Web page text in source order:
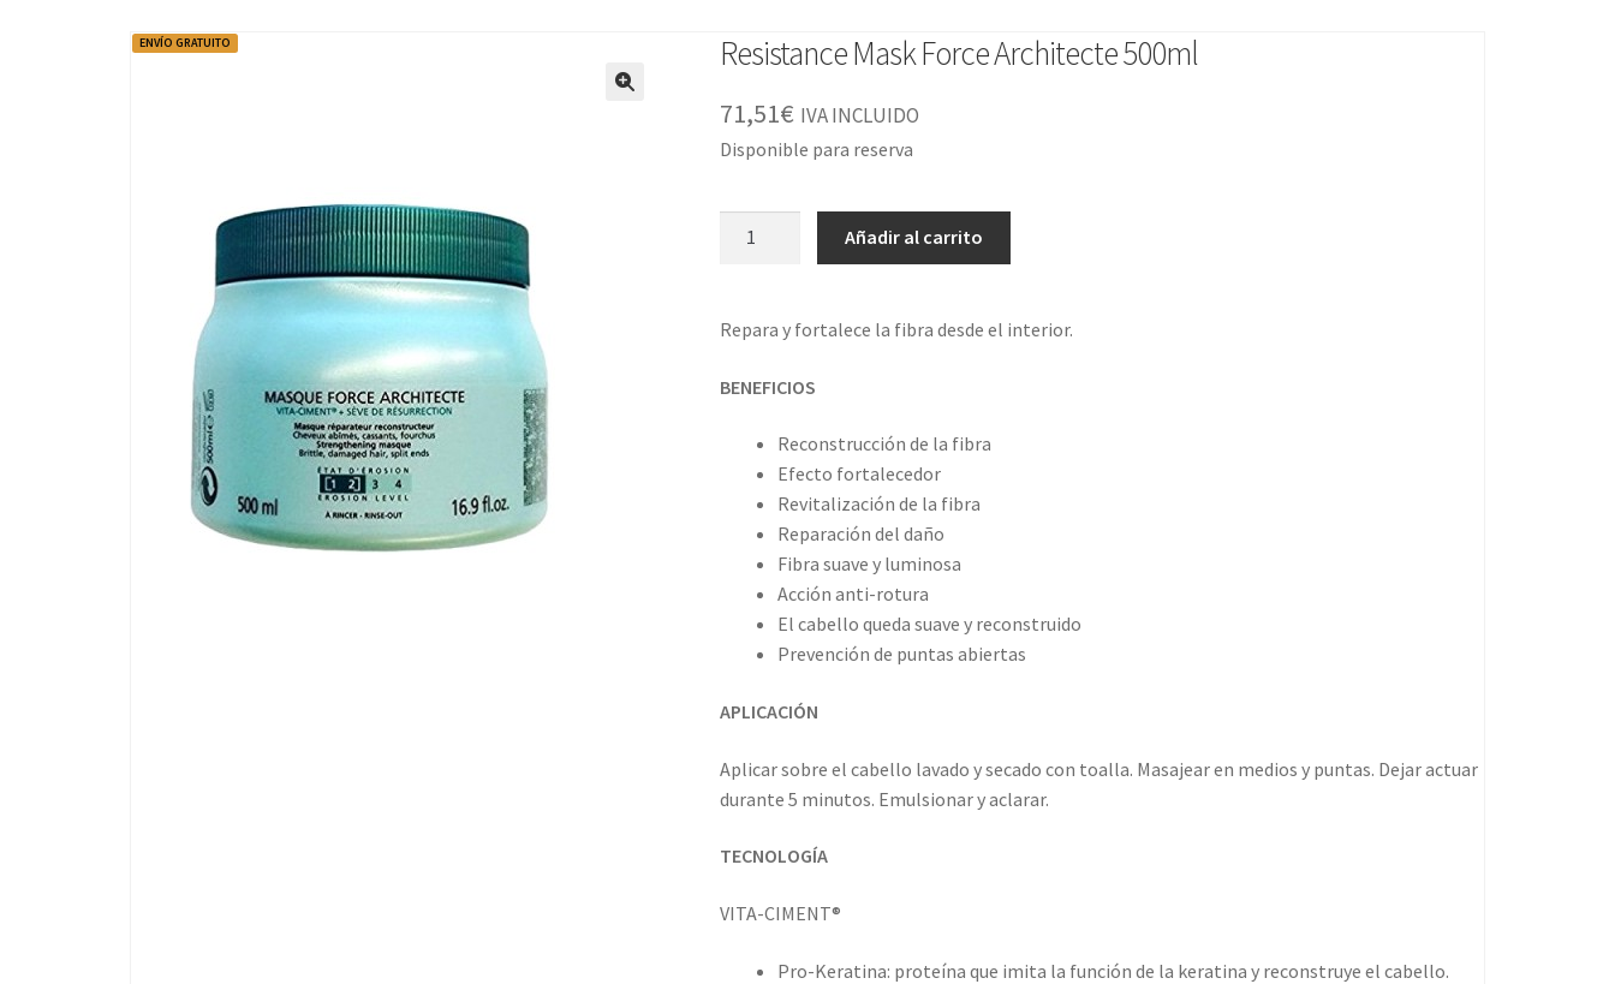
ENVÍO GRATUITO Resistance Mask Force Architecte 500ml
71,51€ IVA INCLUIDO
Disponible para reserva
500ml
Añadir al carrito
Repara y fortalece la fibra desde el interior.
BENEFICIOS
Reconstrucción de la fibra
Efecto fortalecedor
Revitalización de la fibra
Reparación del daño
Fibra suave y luminosa
Acción anti-rotura
El cabello queda suave y reconstruido
Prevención de puntas abiertas
APLICACIÓN
Aplicar sobre el cabello lavado y secado con toalla. Masajear en medios y puntas. Dejar actuar
durante 5 minutos. Emulsionar y aclarar.
TECNOLOGÍA
VITA-CIMENT®
Pro-Keratina: proteína que imita la función de la keratina y reconstruye el cabello.